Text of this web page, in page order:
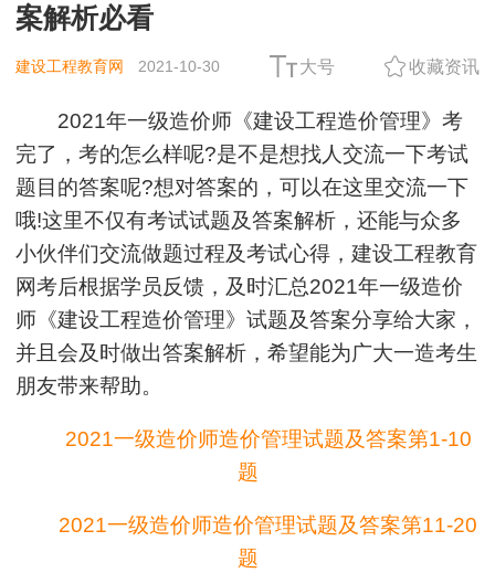
案解析必看
建设工程教育网 2021-10-30 大号 收藏资讯
2021年一级造价师《建设工程造价管理》考
完了，考的怎么样呢?是不是想找人交流一下考试
题目的答案呢?想对答案的，可以在这里交流一下
哦!这里不仅有考试试题及答案解析，还能与众多
小伙伴们交流做题过程及考试心得，建设工程教育
网考后根据学员反馈，及时汇总2021年一级造价
师《建设工程造价管理》试题及答案分享给大家，
并且会及时做出答案解析，希望能为广大一造考生
朋友带来帮助。
2021一级造价师造价管理试题及答案第1-10
题
2021一级造价师造价管理试题及答案第11-20
题